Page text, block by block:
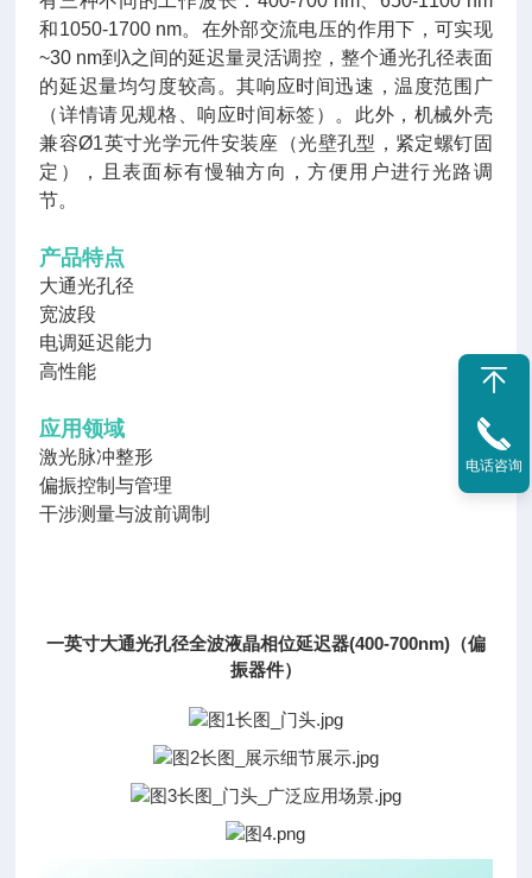
和1050-1700 nm。在外部交流电压的作用下，可实现
~30 nm到λ之间的延迟量灵活调控，整个通光孔径表面
的延迟量均匀度较高。其响应时间迅速，温度范围广
（详情请见规格、响应时间标签）。此外，机械外壳
兼容Ø1英寸光学元件安装座（光壁孔型，紧定螺钉固
定），且表面标有慢轴方向，方便用户进行光路调
节。
产品特点
大通光孔径
宽波段
电调延迟能力
高性能
应用领域
激光脉冲整形
偏振控制与管理
干涉测量与波前调制
一英寸大通光孔径全波液晶相位延迟器(400-700nm)（偏
振器件）
电话咨询